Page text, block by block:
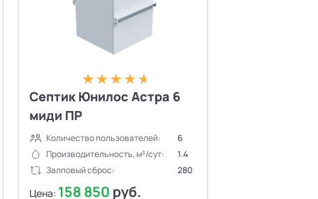
Септик Юнилос Астра 6
миди ПР
Количество пользователей:
6
Производительность, м³/сут:
1.4
Залповый сброс:
280
Цена: 158 850 руб.